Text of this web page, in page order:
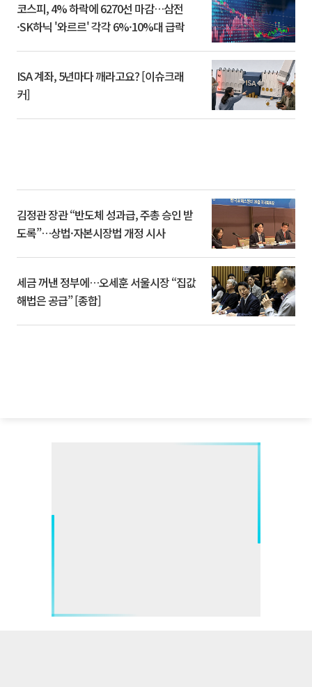
코스피, 4% 하락에 6270선 마감…삼전
·SK하닉 '와르르' 각각 6%·10%대 급락
ISA 계좌, 5년마다 깨라고요? [이슈크래
커]
김정관 장관 “반도체 성과급, 주총 승인 받
도록”…상법·자본시장법 개정 시사
세금 꺼낸 정부에…오세훈 서울시장 “집값
해법은 공급” [종합]